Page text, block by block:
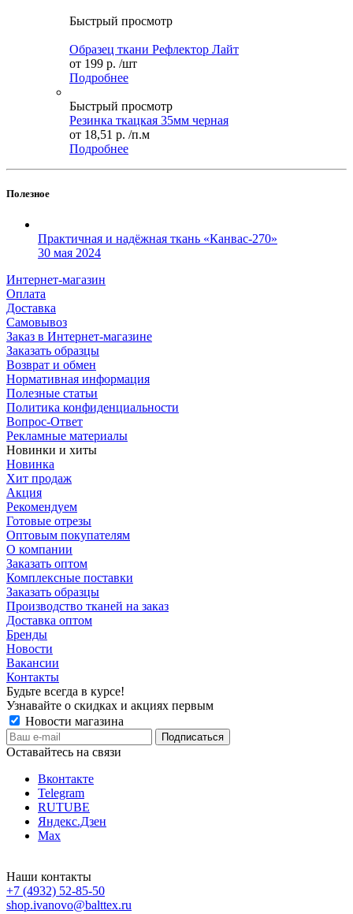
Быстрый просмотр
Образец ткани Рефлектор Лайт
от 199 р. /шт
Подробнее
Быстрый просмотр
Резинка ткацкая 35мм черная
от 18,51 р. /п.м
Подробнее
Полезное
Практичная и надёжная ткань «Канвас-270»
30 мая 2024
Интернет-магазин
Оплата
Доставка
Самовывоз
Заказ в Интернет-магазине
Заказать образцы
Возврат и обмен
Нормативная информация
Полезные статьи
Политика конфиденциальности
Вопрос-Ответ
Рекламные материалы
Новинки и хиты
Новинка
Хит продаж
Акция
Рекомендуем
Готовые отрезы
Оптовым покупателям
О компании
Заказать оптом
Комплексные поставки
Заказать образцы
Производство тканей на заказ
Доставка оптом
Бренды
Новости
Вакансии
Контакты
Будьте всегда в курсе!
Узнавайте о скидках и акциях первым
Новости магазина
Оставайтесь на связи
Вконтакте
Telegram
RUTUBE
Яндекс.Дзен
Max
Наши контакты
+7 (4932) 52-85-50
shop.ivanovo@balttex.ru